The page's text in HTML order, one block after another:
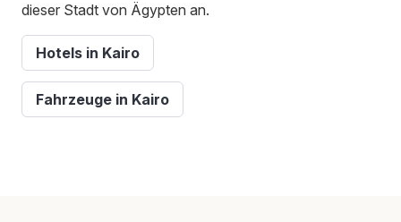
dieser Stadt von Ägypten an.
Hotels in Kairo
Fahrzeuge in Kairo